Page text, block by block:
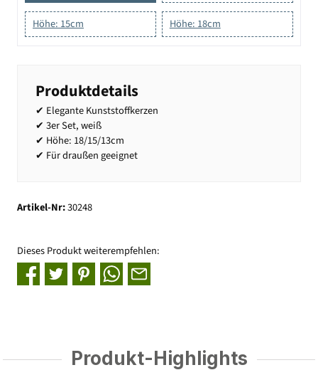
Höhe: 15cm Höhe: 18cm
Produktdetails
✔ Elegante Kunststoffkerzen
✔ 3er Set, weiß
✔ Höhe: 18/15/13cm
✔ Für draußen geeignet
Artikel-Nr:30248
Dieses Produkt weiterempfehlen:
Produkt-Highlights